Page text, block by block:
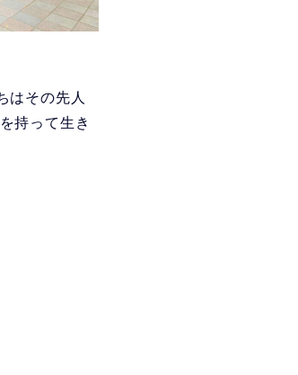
はその先人
持って生き